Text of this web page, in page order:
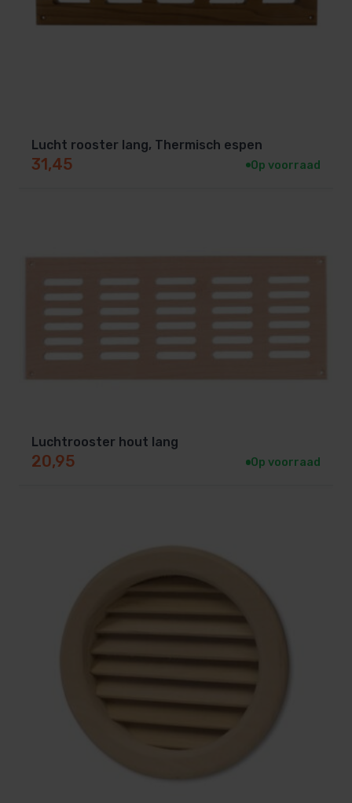
Lucht rooster lang, Thermisch espen
31,45 Op voorraad
Luchtrooster hout lang
20,95 Op voorraad